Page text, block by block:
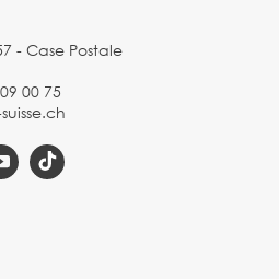
- Case Postale
00 75